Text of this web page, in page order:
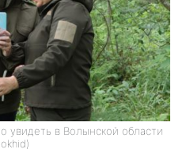
в Волынской области